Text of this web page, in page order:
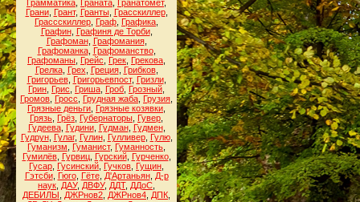
Грамматика Граната Гранатомёт,
Грани, Грант, Гранты, Грасскиллер,
Грассскиллер Граф Графика
Графин, Графиня де Торби,
Графоман, Графомания,
Графоманка, Графоманство,
Графоманы Грейс Грек Грекова
Грелка, Грех Греция, Грибков,
Григорьев, Григорьевпост, Гризли,
Грин Грис Гриша Гроб Грозный
Громов Гросс Грудная жаба Грузия
Грязные деньги Грязные козявки
Грязь Грёз Губернаторы Гувер
Гудеева, Гудини, Гудман, Гудмен,
Гудрун, Гулаг, Гулин, Гулливер, Гулю,
Гуманизм
Гуманист, Гуманность
Гумилёв, Гурвиц, Гурский, Гурченко,
Гусар Гусинский Гучков Гущин
Гэтсби, Гюго, Гёте, Д'Артаньян, Д-р
наук ДАУ, ДВФУ, ДДТ, ДДоС
ДЕБИЛЫ
ДЖРнов2 ДЖРнов4 ДПК